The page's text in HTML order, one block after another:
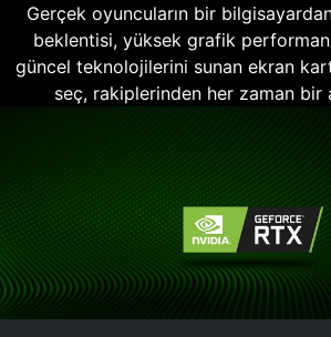
Gerçek oyuncuların bir
beklentisi, yüksek grafik
güncel teknolojilerini sunan ekran
seç, rakiplerinden her zaman bir